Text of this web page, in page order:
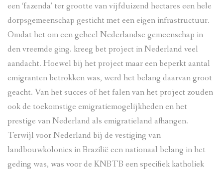
een ‘fazenda’ ter grootte van vijfduizend hectares een hele
dorpsgemeenschap gesticht met een eigen infrastructuur.
Omdat het om een geheel Nederlandse gemeenschap in
den vreemde ging. kreeg bet project in Nederland veel
aandacht. Hoewel bij het project maar een beperkt aantal
emigranten betrokken was, werd het belang daarvan groot
geacht. Van het succes of het falen van het project zouden
ook de toekomstige emigratiemogelijkheden en het
prestige van Nederland als emigratieland afhangen.
Terwijl voor Nederland bij de vestiging van
landbouwkolonies in Brazilië een nationaal belang in het
geding was, was voor de KNBTB een specifiek katholiek